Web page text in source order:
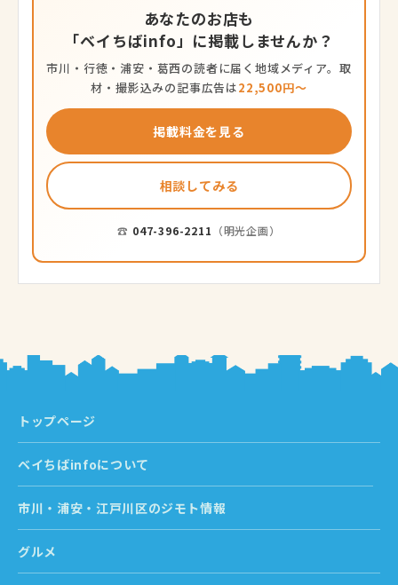
あなたのお店も
「ベイちばinfo」に掲載しませんか？
市川・行徳・浦安・葛西の読者に届く地域メディア。取
材・撮影込みの記事広告は22,500円〜
掲載料金を見る
相談してみる
☎ 047-396-2211 （明光企画）
トップページ
ベイちばinfoについて
市川・浦安・江戸川区のジモト情報
グルメ